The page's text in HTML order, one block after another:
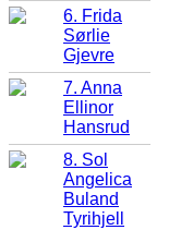
6. Frida
Sørlie
Gjevre
7. Anna
Ellinor
Hansrud
8. Sol
Angelica
Buland
Tyrihjell